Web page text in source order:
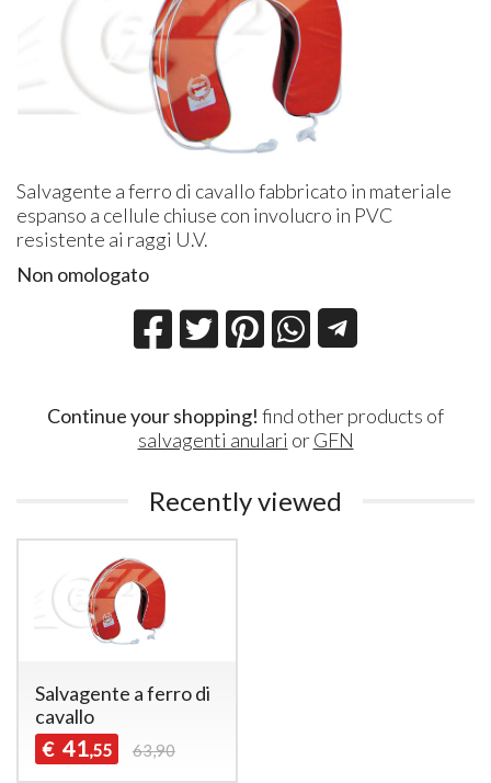
Salvagente a ferro di cavallo fabbricato in materiale
espanso a cellule chiuse con involucro in PVC
resistente ai raggi U.V.
Non omologato
Continue your shopping! find other products of
salvagenti anulari orGFN
Recently viewed
Salvagente a ferro di
cavallo
€ 41,55 63,90